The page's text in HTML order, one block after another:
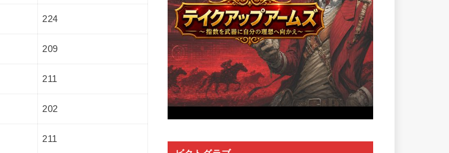
224
209
211
202
211